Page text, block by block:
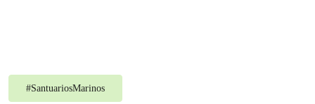
#SantuariosMarinos